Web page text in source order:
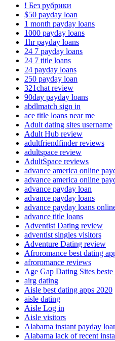
! Без рубрики
$50 payday loan
1 month payday loans
1000 payday loans
1hr payday loans
24 7 payday loans
24 7 title loans
24 payday loans
250 payday loan
321chat review
90day payday loans
abdlmatch sign in
ace title loans near me
Adult dating sites username
Adult Hub review
adultfriendfinder reviews
adultspace review
AdultSpace reviews
advance america online
advance america online
advance payday loan
advance payday loans
advance payday loans
advance title loans
Adventist Dating review
adventist singles visitors
Adventure Dating review
Afroromance best dating
afroromance reviews
Age Gap Dating Sites beste
airg dating
Aisle best dating apps 2020
aisle dating
Aisle Log in
Aisle visitors
Alabama instant payday
Alabama lack of recent